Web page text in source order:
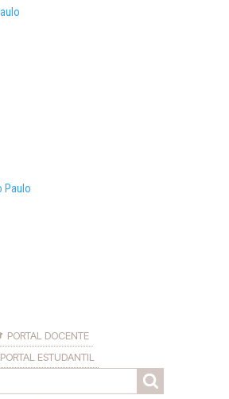
PORTAL DOCENTE
PORTAL ESTUDANTIL